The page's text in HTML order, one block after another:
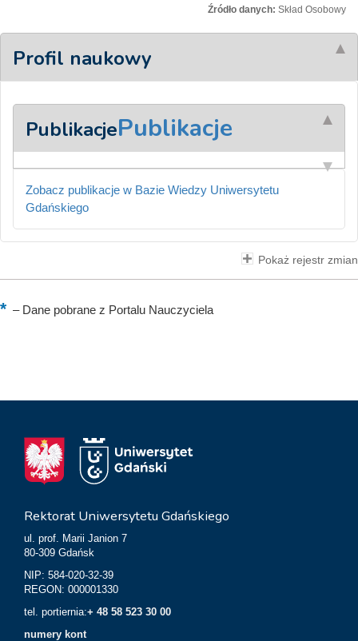
Źródło danych: Skład Osobowy
Profil naukowy
PublikacjePublikacje
Zobacz publikacje w Bazie Wiedzy Uniwersytetu
Gdańskiego
Pokaż rejestr zmian
–Dane pobrane z Portalu Nauczyciela
Rektorat Uniwersytetu Gdańskiego
ul. prof. Marii Janion 7
80-309 Gdańsk
NIP: 584-020-32-39
REGON: 000001330
tel. portiernia:+ 48 58 523 30 00
numery kont